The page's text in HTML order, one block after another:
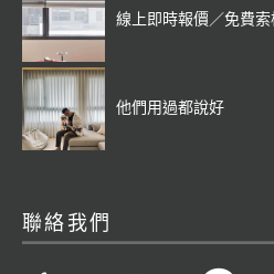
線上即時報價／免費
他們用過都說好
聯絡我們